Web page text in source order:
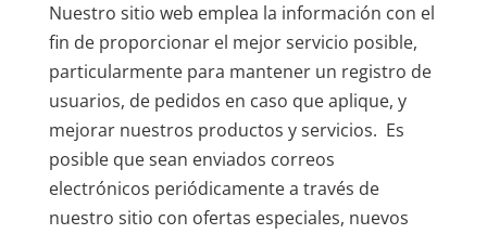
Nuestro sitio web emplea la información con el
fin de proporcionar el mejor servicio posible,
particularmente para mantener un registro de
usuarios, de pedidos en caso que aplique, y
mejorar nuestros productos y servicios. Es
posible que sean enviados correos
electrónicos periódicamente a través de
nuestro sitio con ofertas especiales, nuevos